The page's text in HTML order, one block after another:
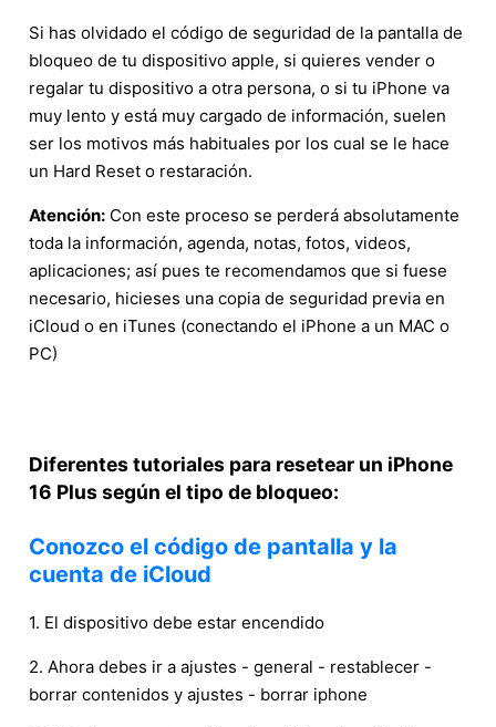
Si has olvidado el código de seguridad de la pantalla de
bloqueo de tu dispositivo apple, si quieres vender o
regalar tu dispositivo a otra persona, o si tu iPhone va
muy lento y está muy cargado de información, suelen
ser los motivos más habituales por los cual se le hace
un Hard Reset o restaración.
Atención: Con este proceso se perderá absolutamente
toda la información, agenda, notas, fotos, videos,
aplicaciones; así pues te recomendamos que si fuese
necesario, hicieses una copia de seguridad previa en
iCloud o en iTunes (conectando el iPhone a un MAC o
PC)
Diferentes tutoriales para resetear un iPhone
16 Plus según el tipo de bloqueo:
Conozco el código de pantalla y la
cuenta de iCloud
1. El dispositivo debe estar encendido
2. Ahora debes ir a ajustes - general - restablecer -
borrar contenidos y ajustes - borrar iphone